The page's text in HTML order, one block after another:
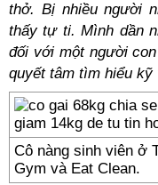
thở. Bị nhiều người
thấy tự ti. Mình dần
đối với một người
quyết tâm tìm hiểu kỹ
Cô nàng sinh viên ở
Gym và Eat Clean.